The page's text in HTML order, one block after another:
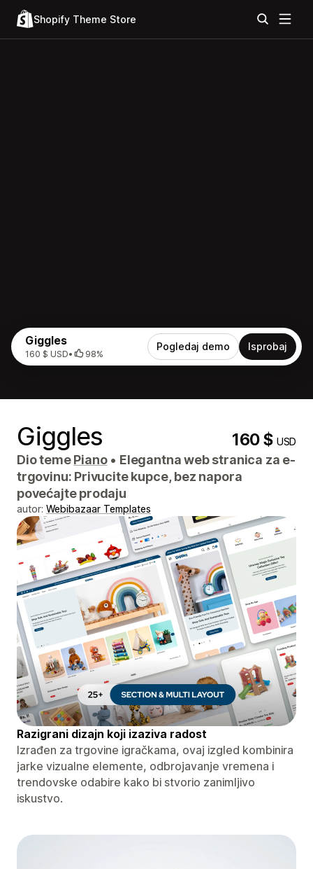
Shopify Theme Store
Giggles
160 $ USD• 98%
Pogledaj demo Isprobaj
Giggles 160 $USD
Dio temePiano • Elegantna web stranica za e-
trgovinu: Privucite kupce, bez napora
povećajte prodaju
autor: Webibazaar Templates
Razigrani dizajn koji izaziva radost
Izrađen za trgovine igračkama, ovaj izgled kombinira
jarke vizualne elemente, odbrojavanje vremena i
trendovske odabire kako bi stvorio zanimljivo
iskustvo.